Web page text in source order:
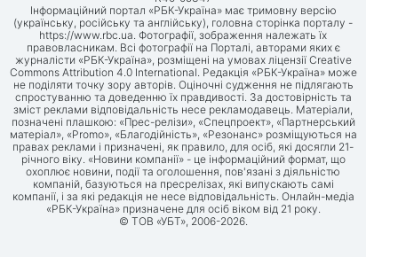
Інформаційний портал «РБК-Україна» має тримовну версію
(українську, російську та англійську), головна сторінка порталу -
https://www.rbc.ua. Фотографії, зображення належать їх
правовласникам. Всі фотографії на Порталі, авторами яких є
журналісти «РБК-Україна», розміщені на умовах ліцензії Creative
Commons Attribution 4.0 International. Редакція «РБК-Україна» може
не поділяти точку зору авторів. Оціночні судження не підлягають
спростуванню та доведенню їх правдивості. За достовірність та
зміст реклами відповідальність несе рекламодавець. Матеріали,
позначені плашкою: «Прес-релізи», «Спецпроект», «Партнерський
матеріал», «Promo», «Благодійність», «Резонанс» розміщуються на
правах реклами і призначені, як правило, для осіб, які досягли 21-
річного віку. «Новини компанії» - це інформаційний формат, що
охоплює новини, події та оголошення, пов'язані з діяльністю
компаній, базуються на пресрелізах, які випускають самі
компанії, і за які редакція не несе відповідальність. Онлайн-медіа
«РБК-Україна» призначене для осіб віком від 21 року.
© ТОВ «УБТ», 2006-2026.